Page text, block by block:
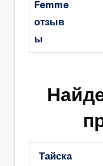
Femme
отзыв
ы
Тайска